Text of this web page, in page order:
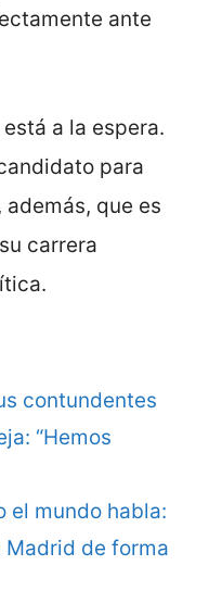
ante
a la espera.
para
además, que es
carrera
contundentes
“Hemos
el mundo habla:
Madrid de forma